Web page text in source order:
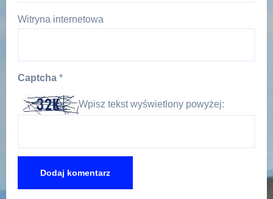
Witryna internetowa
Captcha *
Wpisz tekst wyświetlony powyżej: